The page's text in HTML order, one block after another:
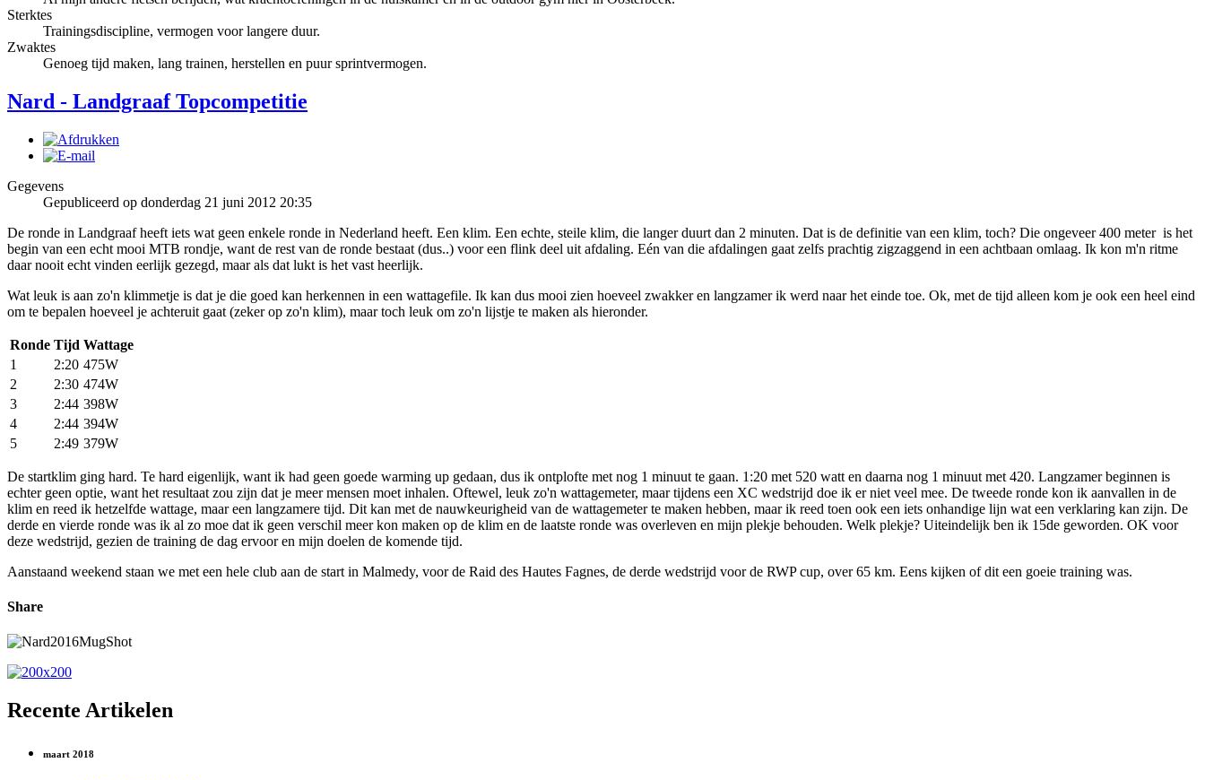
Sterktes
Trainingsdiscipline, vermogen voor langere duur.
Zwaktes
Genoeg tijd maken, lang trainen, herstellen en puur sprintvermogen.
Nard - Landgraaf Topcompetitie
Gegevens
Gepubliceerd op donderdag 21 juni 2012 20:35
De ronde in Landgraaf heeft iets wat geen enkele ronde in Nederland heeft. Een klim. Een echte, steile klim, die langer duurt dan 2 minuten. Dat is de definitie van een klim, toch? Die ongeveer 400 meter is het
begin van een echt mooi MTB rondje, want de rest van de ronde bestaat (dus..) voor een flink deel uit afdaling. Eén van die afdalingen gaat zelfs prachtig zigzaggend in een achtbaan omlaag. Ik kon m'n ritme
daar nooit echt vinden eerlijk gezegd, maar als dat lukt is het vast heerlijk.
Wat leuk is aan zo'n klimmetje is dat je die goed kan herkennen in een wattagefile. Ik kan dus mooi zien hoeveel zwakker en langzamer ik werd naar het einde toe. Ok, met de tijd alleen kom je ook een heel eind
om te bepalen hoeveel je achteruit gaat (zeker op zo'n klim), maar toch leuk om zo'n lijstje te maken als hieronder.
Ronde Tijd Wattage
1
2:20 475W
2
2:30 474W
3
2:44 398W
4
2:44 394W
5
2:49 379W
De startklim ging hard. Te hard eigenlijk, want ik had geen goede warming up gedaan, dus ik ontplofte met nog 1 minuut te gaan. 1:20 met 520 watt en daarna nog 1 minuut met 420. Langzamer beginnen is
echter geen optie, want het resultaat zou zijn dat je meer mensen moet inhalen. Oftewel, leuk zo'n wattagemeter, maar tijdens een XC wedstrijd doe ik er niet veel mee. De tweede ronde kon ik aanvallen in de
klim en reed ik hetzelfde wattage, maar een langzamere tijd. Dit kan met de nauwkeurigheid van de wattagemeter te maken hebben, maar ik reed toen ook een iets onhandige lijn wat een verklaring kan zijn. De
derde en vierde ronde was ik al zo moe dat ik geen verschil meer kon maken op de klim en de laatste ronde was overleven en mijn plekje behouden. Welk plekje? Uiteindelijk ben ik 15de geworden. OK voor
deze wedstrijd, gezien de training de dag ervoor en mijn doelen de komende tijd.
Aanstaand weekend staan we met een hele club aan de start in Malmedy, voor de Raid des Hautes Fagnes, de derde wedstrijd voor de RWP cup, over 65 km. Eens kijken of dit een goeie training was.
Share
Recente Artikelen
maart 2018